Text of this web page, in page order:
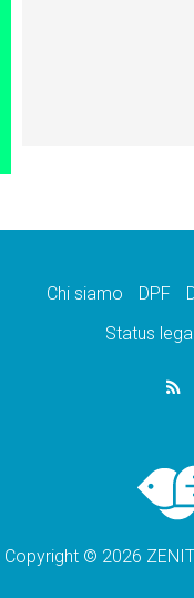
Chi siamo DPF
Status
Copyright © 2026